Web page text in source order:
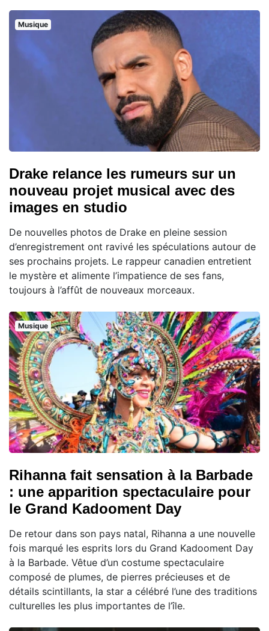
Musique
Drake relance les rumeurs sur un
nouveau projet musical avec des
images en studio
De nouvelles photos de Drake en pleine session
d’enregistrement ont ravivé les spéculations autour de
ses prochains projets. Le rappeur canadien entretient
le mystère et alimente l’impatience de ses fans,
toujours à l’affût de nouveaux morceaux.
Musique
Rihanna fait sensation à la Barbade
: une apparition spectaculaire pour
le Grand Kadooment Day
De retour dans son pays natal, Rihanna a une nouvelle
fois marqué les esprits lors du Grand Kadooment Day
à la Barbade. Vêtue d’un costume spectaculaire
composé de plumes, de pierres précieuses et de
détails scintillants, la star a célébré l’une des traditions
culturelles les plus importantes de l’île.